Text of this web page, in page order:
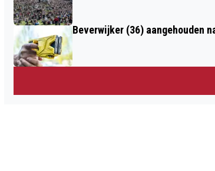
Beverwijker (36) aangehouden